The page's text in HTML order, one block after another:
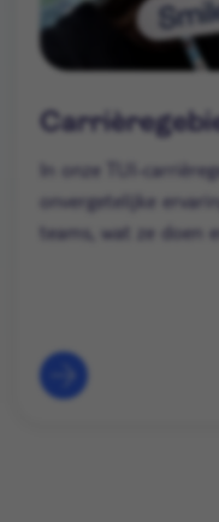
In onze TUI-
onvergetelijke
teams, wat ze doen